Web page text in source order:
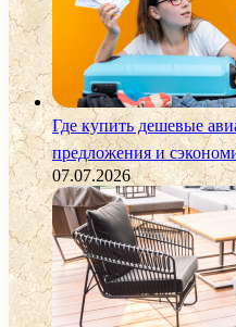
Где купить дешевые
предложения и
07.07.2026